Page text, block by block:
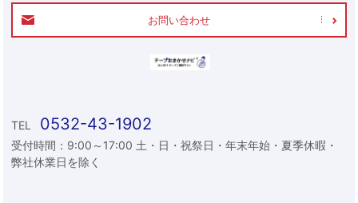
お問い合わせ
TEL 0532-43-1902
受付時間：9:00～17:00 土・日・祝祭日・年末年始・夏季休暇・
弊社休業日を除く